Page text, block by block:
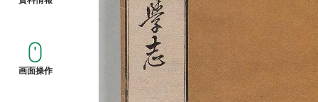
画面操作